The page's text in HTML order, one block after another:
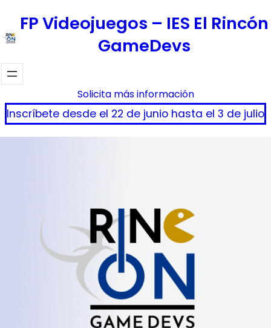
contenido
FP Videojuegos – IES El Rincón
GameDevs
Solicita más información
Inscríbete desde el 22 de junio hasta el 3 de julio